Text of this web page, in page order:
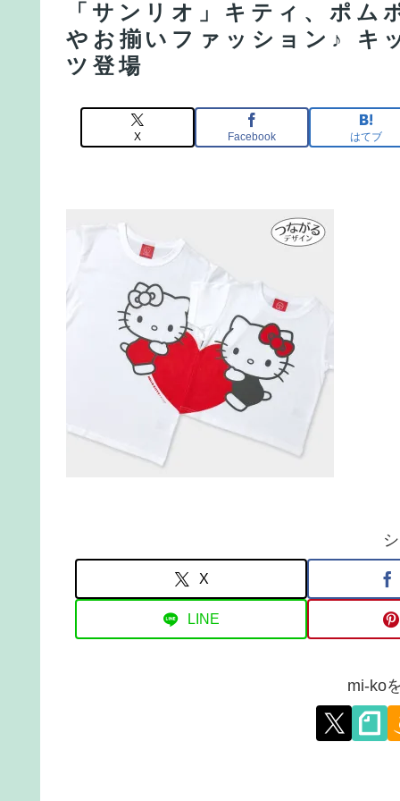
「サンリオ」キティ、ポ
やお揃いファッション♪ キ
ツ登場
X Facebook はてブ
X
LINE
mi-ko